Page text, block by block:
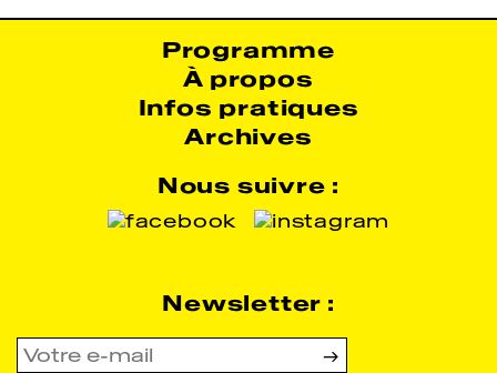
Programme
À propos
Infos pratiques
Archives
Nous suivre :
Newsletter :